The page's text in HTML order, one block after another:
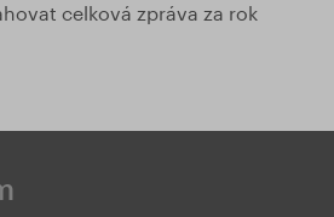
celková zpráva za rok